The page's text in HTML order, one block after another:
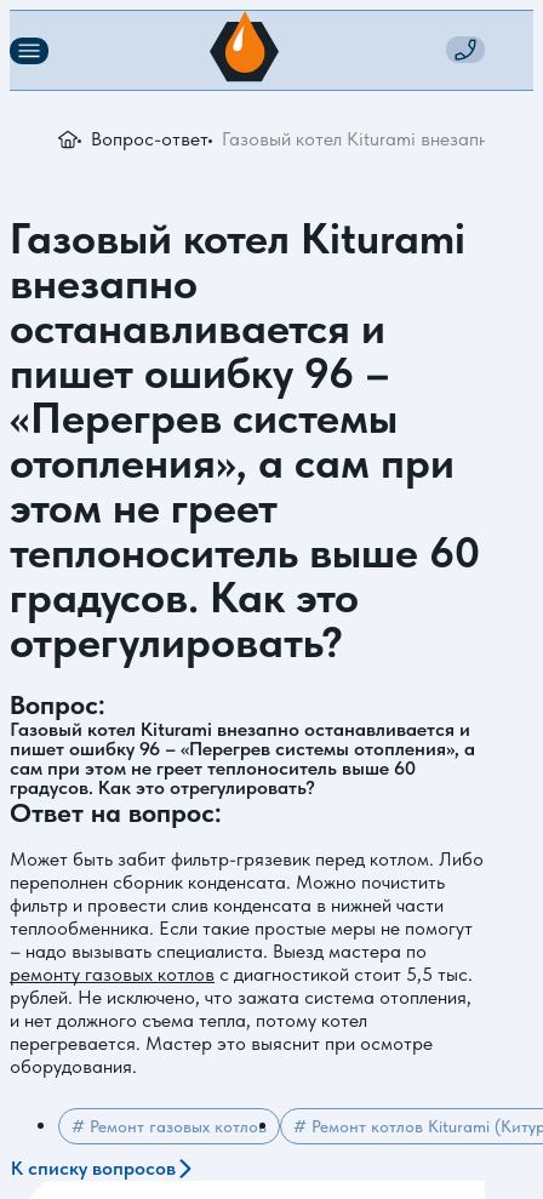
Вопрос-ответ Газовый котел Kiturami внезапно
Газовый котел Kiturami
внезапно
останавливается и
пишет ошибку 96 –
«Перегрев системы
отопления», а сам при
этом не греет
теплоноситель выше 60
градусов. Как это
отрегулировать?
Вопрос:
Газовый котел Kiturami внезапно останавливается и
пишет ошибку 96 – «Перегрев системы отопления», а
сам при этом не греет теплоноситель выше 60
градусов. Как это отрегулировать?
Ответ на вопрос:
Может быть забит фильтр-грязевик перед котлом. Либо
переполнен сборник конденсата. Можно почистить
фильтр и провести слив конденсата в нижней части
теплообменника. Если такие простые меры не помогут
– надо вызывать специалиста. Выезд мастера по
ремонту газовых котлов с диагностикой стоит 5,5 тыс.
рублей. Не исключено, что зажата система отопления,
и нет должного съема тепла, потому котел
перегревается. Мастер это выяснит при осмотре
оборудования.
# Ремонт газовых котлов # Ремонт котлов Kiturami
К списку вопросов